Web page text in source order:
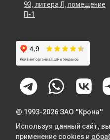
93, литера Л, помещение
П-1
© 1993-2026 ЗАО "Крона"
Используя данный сайт,
применение cookies и